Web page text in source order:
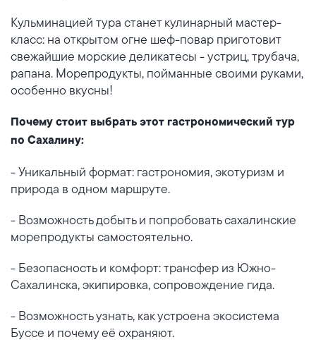
Кульминацией тура станет кулинарный мастер-
класс: на открытом огне шеф-повар приготовит
свежайшие морские деликатесы - устриц, трубача,
рапана. Морепродукты, пойманные своими руками,
особенно вкусны!
Почему стоит выбрать этот гастрономический тур
по Сахалину:
- Уникальный формат: гастрономия, экотуризм и
природа в одном маршруте.
- Возможность добыть и попробовать сахалинские
морепродукты самостоятельно.
- Безопасность и комфорт: трансфер из Южно-
Сахалинска, экипировка, сопровождение гида.
- Возможность узнать, как устроена экосистема
Буссе и почему её охраняют.